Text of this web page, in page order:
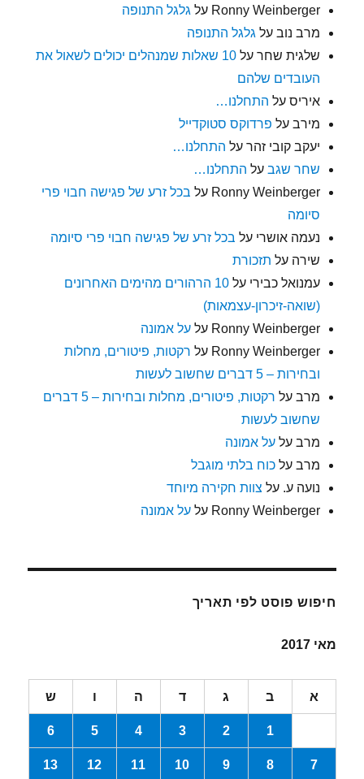
Ronny Weinberger על גלגל התנופה
מרב נוב על גלגל התנופה
שלגית שחר על
10 שאלות שמנהלים יכולים לשאול את
העובדים שלהם
איריס על התחלנו…
מירב על פרדוקס סטוקדייל
יעקב קובי זהר על התחלנו…
שחר שגב על התחלנו…
Ronny Weinberger על בכל זרע של פגישה חבוי פרי
סיומה
נעמה אושרי על בכל זרע של פגישה חבוי פרי סיומה
שירה על תזכורת
עמנואל כבירי על
10 הרהורים מהימים האחרונים
(שואה-זיכרון-עצמאות)
Ronny Weinberger עלעל אמונה
Ronny Weinberger על רקטות, פיטורים, מחלות
ובחירות – 5 דברים שחשוב לעשות
מרב על
רקטות, פיטורים, מחלות ובחירות – 5 דברים
שחשוב לעשות
מרב עלעל אמונה
מרב עלכוח בלתי מוגבל
נועה ע. על צוות חקירה מיוחד
Ronny Weinberger עלעל אמונה
חיפוש פוסט לפי תאריך
מאי 2017
א ב ג ד ה ו ש
1
2
3
4
5
6
7
8
9
10
11
12
13